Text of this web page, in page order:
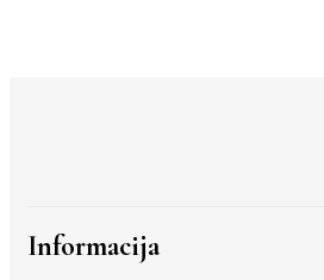
Informacija